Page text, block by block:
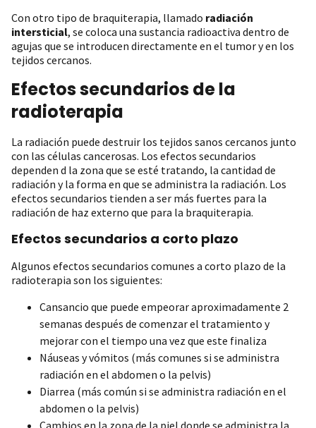
Con otro tipo de braquiterapia, llamado radiación
intersticial, se coloca una sustancia radioactiva dentro de
agujas que se introducen directamente en el tumor y en los
tejidos cercanos.
Efectos secundarios de la
radioterapia
La radiación puede destruir los tejidos sanos cercanos junto
con las células cancerosas. Los efectos secundarios
dependen d la zona que se esté tratando, la cantidad de
radiación y la forma en que se administra la radiación. Los
efectos secundarios tienden a ser más fuertes para la
radiación de haz externo que para la braquiterapia.
Efectos secundarios a corto plazo
Algunos efectos secundarios comunes a corto plazo de la
radioterapia son los siguientes:
Cansancio que puede empeorar aproximadamente 2
semanas después de comenzar el tratamiento y
mejorar con el tiempo una vez que este finaliza
Náuseas y vómitos (más comunes si se administra
radiación en el abdomen o la pelvis)
Diarrea (más común si se administra radiación en el
abdomen o la pelvis)
Cambios en la zona de la piel donde se administra la